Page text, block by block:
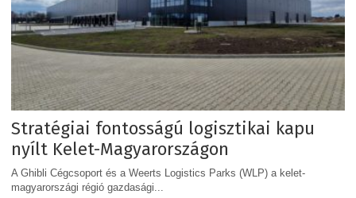
Stratégiai fontosságú logisztikai kapu
nyílt Kelet-Magyarországon
A Ghibli Cégcsoport és a Weerts Logistics Parks (WLP) a kelet-
magyarországi régió gazdasági...